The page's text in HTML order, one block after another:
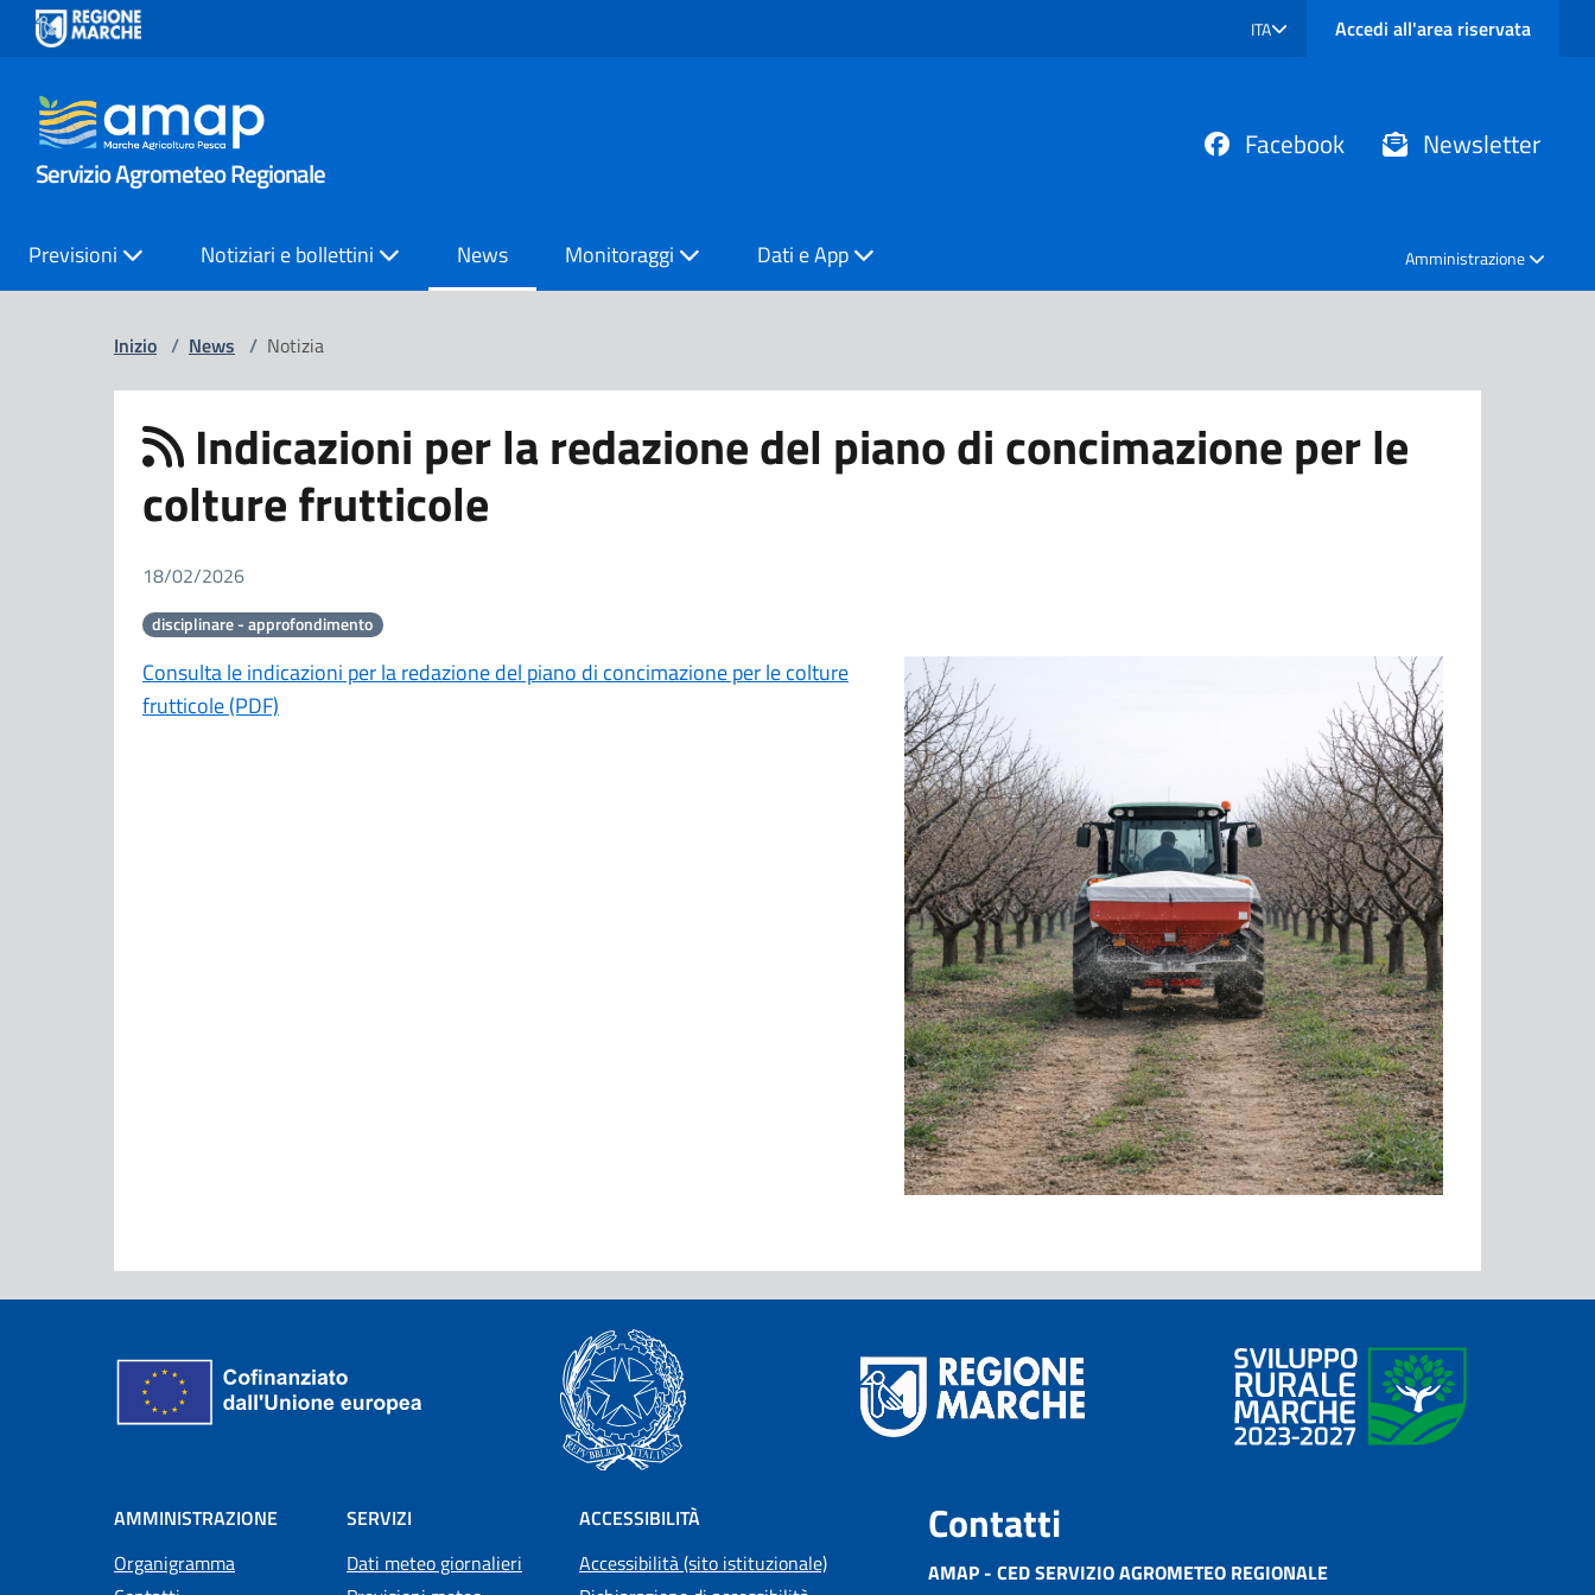
SELEZIONE LINGUA: LINGUA SELEZIONATA
ITA Accedi all'area riservata
Servizio Agrometeo Regionale
Facebook Newsletter
Previsioni Notiziari e bollettini News Monitoraggi Dati e App Amministrazione
Inizio / News / Notizia
Indicazioni per la redazione del piano di concimazione per le
colture frutticole
18/02/2026
disciplinare - approfondimento
Consulta le indicazioni per la redazione del piano di concimazione per le colture
frutticole (PDF)
AMMINISTRAZIONE
Organigramma
SERVIZI
Dati meteo giornalieri
ACCESSIBILITÀ
Accessibilità (sito istituzionale)
Contatti
AMAP - CED SERVIZIO AGROMETEO REGIONALE